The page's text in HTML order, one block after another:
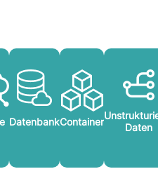
DatenbankContainer
Daten